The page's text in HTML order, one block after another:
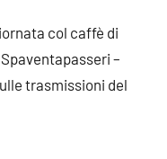
col caffè di
–
trasmissioni del